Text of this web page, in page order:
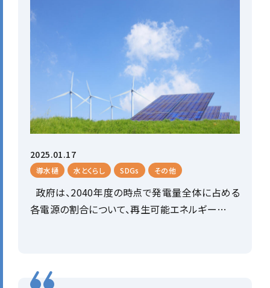
2025.01.17
導水樋 水とくらし SDGs その他
政府は、2040年度の時点で発電量全体に占める
各電源の割合について、再生可能エネルギー…